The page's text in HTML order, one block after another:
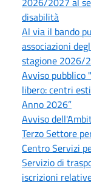
disabilità
Al via il bando
associazioni
stagione 2026/
Avviso pubblico
libero: centri
Anno 2026”
Avviso
Terzo Settore
Centro Servizi
Servizio di
iscrizioni